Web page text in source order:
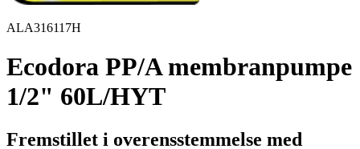
ALA316117H
Ecodora PP/A membranpumpe
1/2" 60L/HYT
Fremstillet i overensstemmelse med